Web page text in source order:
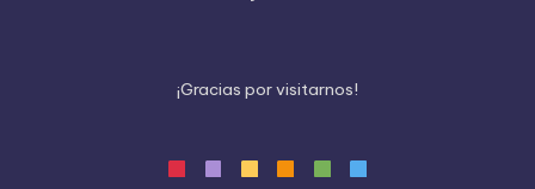
¡Gracias porvisitarnos!